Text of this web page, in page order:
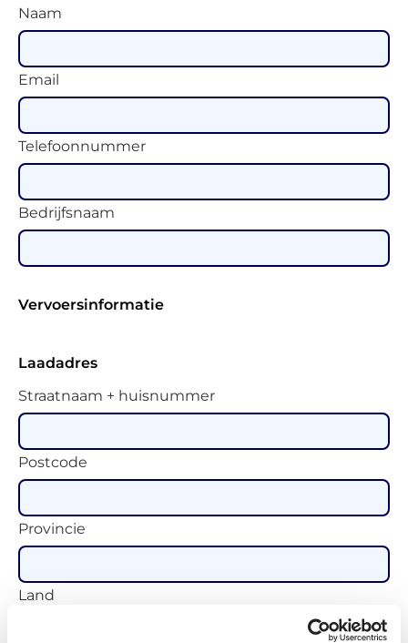
Naam
Email
Telefoonnummer
Bedrijfsnaam
Vervoersinformatie
Laadadres
Straatnaam + huisnummer
Postcode
Provincie
Land